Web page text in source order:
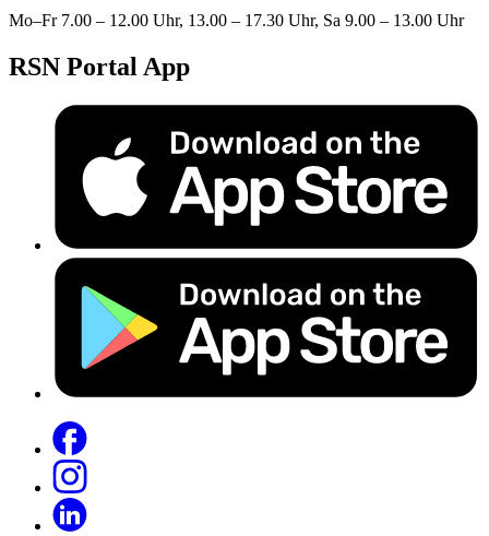
Mo–Fr 7.00 – 12.00 Uhr, 13.00 – 17.30 Uhr, Sa 9.00 – 13.00 Uhr
RSN Portal App